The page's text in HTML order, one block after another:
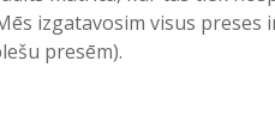
izgatavosim visus
presēm).